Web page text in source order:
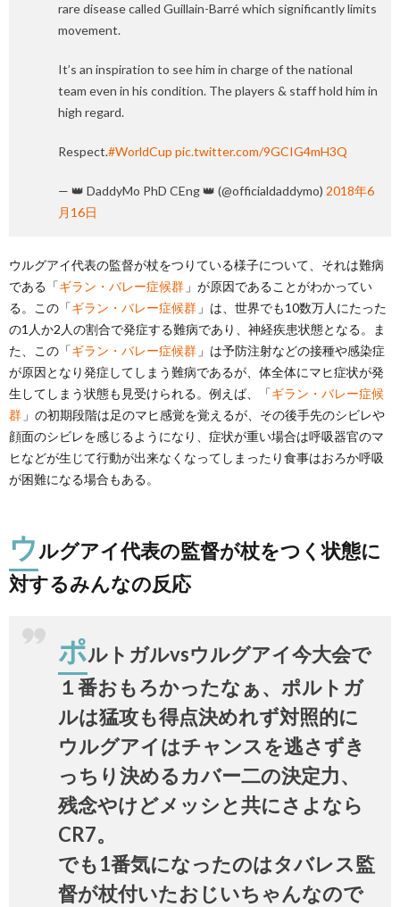
rare disease called Guillain-Barré which significantly limits
movement.
It’s an inspiration to see him in charge of the national
team even in his condition. The players & staff hold him in
high regard.
Respect.#WorldCup pic.twitter.com/9GCIG4mH3Q
— 👑 DaddyMo PhD CEng 👑 (@officialdaddymo) 2018年6
月16日
ウルグアイ代表の監督が杖をつりている様子について、それは難病
である「ギラン・バレー症候群 」が原因であることがわかってい
る。この「ギラン・バレー症候群 」は、世界でも10数万人にたった
の1人か2人の割合で発症する難病であり、神経疾患状態となる。ま
た、この「ギラン・バレー症候群 」は予防注射などの接種や感染症
が原因となり発症してしまう難病であるが、体全体にマヒ症状が発
生してしまう状態も見受けられる。例えば、「ギラン・バレー症候
群 」の初期段階は足のマヒ感覚を覚えるが、その後手先のシビレや
顔面のシビレを感じるようになり、症状が重い場合は呼吸器官のマ
ヒなどが生じて行動が出来なくなってしまったり食事はおろか呼吸
が困難になる場合もある。
ウルグアイ代表の監督が杖をつく状態に
対するみんなの反応
ポルトガルvsウルグアイ今大会で
１番おもろかったなぁ、ポルトガ
ルは猛攻も得点決めれず対照的に
ウルグアイはチャンスを逃さずき
っちり決めるカバー二の決定力、
残念やけどメッシと共にさよなら
CR7。
でも1番気になったのはタバレス監
督が杖付いたおじいちゃんなので